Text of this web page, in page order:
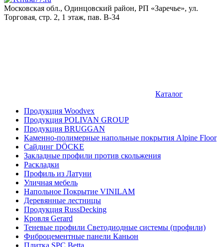
Московская обл., Одинцовский район, РП «Заречье», ул.
Торговая, стр. 2, 1 этаж, пав. B-34
Каталог
Продукция Woodvex
Продукция POLIVAN GROUP
Продукция BRUGGAN
Каменно-полимерные напольные покрытия Alpine Floor
Сайдинг DÖCKE
Закладные профили против скольжения
Раскладки
Профиль из Латуни
Уличная мебель
Напольное Покрытие VINILAM
Деревянные лестницы
Продукция RussDecking
Кровля Gerard
Теневые профили Светодиодные системы (профили)
Фиброцементные панели Каньон
Плитка SPC Betta